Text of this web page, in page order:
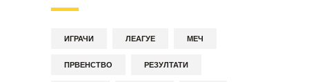
ИГРАЧИ ЛЕАГУЕ МЕЧ
ПРВЕНСТВО РЕЗУЛТАТИ